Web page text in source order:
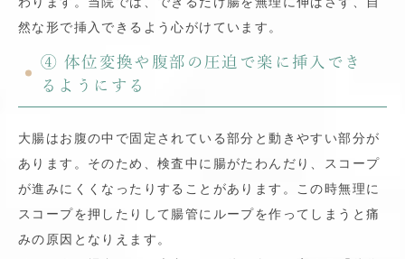
然な形で挿入できるよう心がけています。
④ 体位変換や腹部の圧迫で楽に挿入でき
るようにする
大腸はお腹の中で固定されている部分と動きやすい部分が
あります。そのため、検査中に腸がたわんだり、スコープ
が進みにくくなったりすることがあります。この時無理に
スコープを押したりして腸管にループを作ってしまうと痛
みの原因となりえます。